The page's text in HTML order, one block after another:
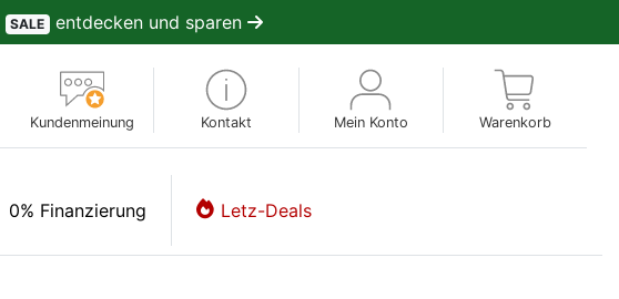
SALE entdecken und sparen
Kundenmeinung Kontakt Mein Konto Warenkorb
0% Finanzierung Letz-Deals